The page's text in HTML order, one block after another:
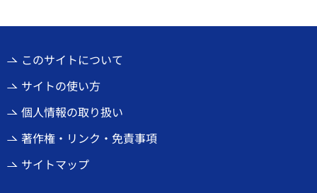
このサイトについて
サイトの使い方
個人情報の取り扱い
著作権・リンク・免責事項
サイトマップ